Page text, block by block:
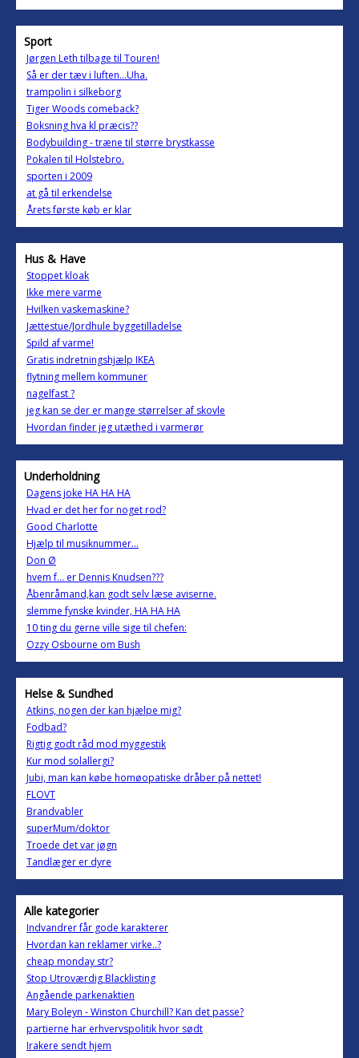
Sport
Jørgen Leth tilbage til Touren!
Så er der tæv i luften...Uha.
trampolin i silkeborg
Tiger Woods comeback?
Boksning hva kl præcis??
Bodybuilding - træne til større brystkasse
Pokalen til Holstebro.
sporten i 2009
at gå til erkendelse
Årets første køb er klar
Hus & Have
Stoppet kloak
Ikke mere varme
Hvilken vaskemaskine?
Jættestue/Jordhule byggetilladelse
Spild af varme!
Gratis indretningshjælp IKEA
flytning mellem kommuner
nagelfast ?
jeg kan se der er mange størrelser af skovle
Hvordan finder jeg utæthed i varmerør
Underholdning
Dagens joke HA HA HA
Hvad er det her for noget rod?
Good Charlotte
Hjælp til musiknummer...
Don Ø
hvem f... er Dennis Knudsen???
Åbenråmand,kan godt selv læse aviserne.
slemme fynske kvinder, HA HA HA
10 ting du gerne ville sige til chefen:
Ozzy Osbourne om Bush
Helse & Sundhed
Atkins, nogen der kan hjælpe mig?
Fodbad?
Rigtig godt råd mod myggestik
Kur mod solallergi?
Jubi, man kan købe homøopatiske dråber på nettet!
FLOVT
Brandvabler
superMum/doktor
Troede det var jøgn
Tandlæger er dyre
Alle kategorier
Indvandrer får gode karakterer
Hvordan kan reklamer virke..?
cheap monday str?
Stop Utroværdig Blacklisting
Angående parkenaktien
Mary Boleyn - Winston Churchill? Kan det passe?
partierne har erhvervspolitik hvor sødt
Irakere sendt hjem